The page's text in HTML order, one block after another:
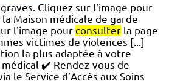
Cliquez sur l'image pour
la Maison médicale de garde
l'image pour consulter la page
victimes de violences [...]
la plus adaptée à votre
✔️ Rendez-vous de
le Service d’Accès aux Soins